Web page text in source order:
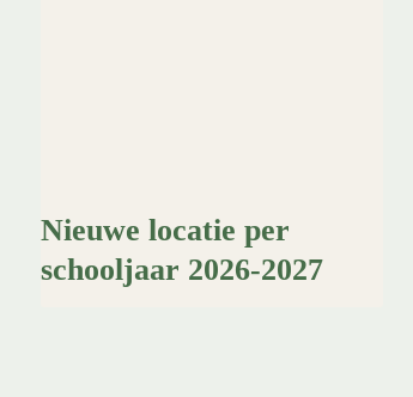
Nieuwe locatie per
schooljaar 2026-2027